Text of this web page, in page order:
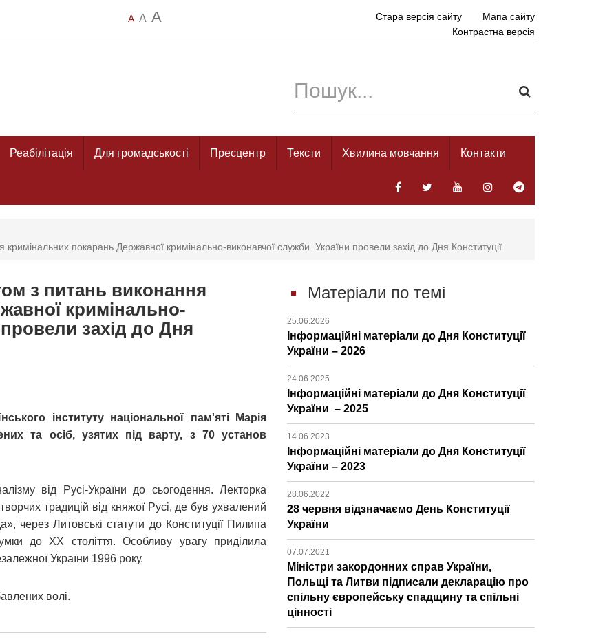
A A A Стара версія сайту
Мапа сайту
Контрастна версія
Реабілітація Для громадськості Пресцентр Тексти Хвилина мовчання Контакти
покарань Державної кримінально-виконавчої служби України провели захід до Дня Конституції
з питань виконання
кримінально-
захід до Дня
інституту національної пам'яті Марія
та осіб, узятих під варту, з 70 установ
від Русі-України до сьогодення. Лекторка
традицій від княжої Русі, де був ухвалений
через Литовські статути до Конституції Пилипа
до ХХ століття. Особливу увагу приділила
України 1996 року.
волі.
Матеріали по темі
25.06.2026
Інформаційні матеріали до Дня Конституції
України – 2026
24.06.2025
Інформаційні матеріали до Дня Конституції
України – 2025
14.06.2023
Інформаційні матеріали до Дня Конституції
України – 2023
28.06.2022
28 червня відзначаємо День Конституції
України
07.07.2021
Міністри закордонних справ України,
Польщі та Литви підписали декларацію про
спільну європейську спадщину та спільні
цінності